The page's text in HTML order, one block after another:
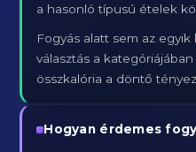
a hasonló típusú ételek
Fogyás alatt sem az
választás a
összkalória a döntő
Hogyan érdemes